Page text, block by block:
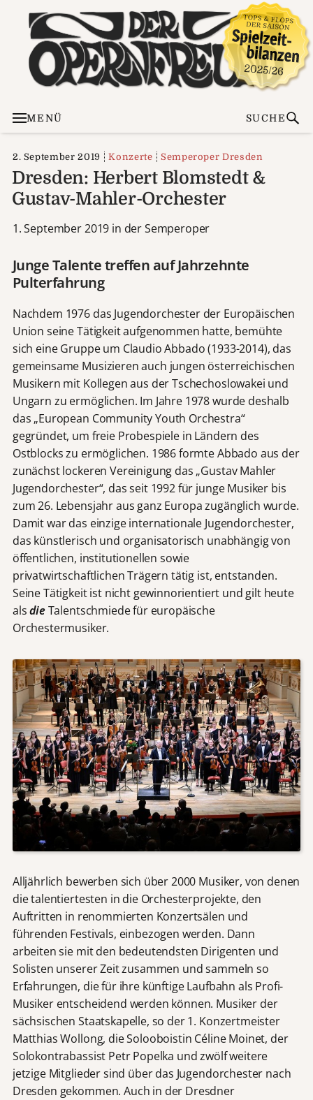
MENÜ SUCHE
2. September 2019 Konzerte Semperoper Dresden
Dresden: Herbert Blomstedt &
Gustav-Mahler-Orchester
1. September 2019 in der Semperoper
Junge Talente treffen auf Jahrzehnte
Pulterfahrung
Nachdem 1976 das Jugendorchester der Europäischen
Union seine Tätigkeit aufgenommen hatte, bemühte
sich eine Gruppe um Claudio Abbado (1933-2014), das
gemeinsame Musizieren auch jungen österreichischen
Musikern mit Kollegen aus der Tschechoslowakei und
Ungarn zu ermöglichen. Im Jahre 1978 wurde deshalb
das „European Community Youth Orchestra“
gegründet, um freie Probespiele in Ländern des
Ostblocks zu ermöglichen. 1986 formte Abbado aus der
zunächst lockeren Vereinigung das „Gustav Mahler
Jugendorchester“, das seit 1992 für junge Musiker bis
zum 26. Lebensjahr aus ganz Europa zugänglich wurde.
Damit war das einzige internationale Jugendorchester,
das künstlerisch und organisatorisch unabhängig von
öffentlichen, institutionellen sowie
privatwirtschaftlichen Trägern tätig ist, entstanden.
Seine Tätigkeit ist nicht gewinnorientiert und gilt heute
alsdieTalentschmiede für europäische
Orchestermusiker.
Alljährlich bewerben sich über 2000 Musiker, von denen
die talentiertesten in die Orchesterprojekte, den
Auftritten in renommierten Konzertsälen und
führenden Festivals, einbezogen werden. Dann
arbeiten sie mit den bedeutendsten Dirigenten und
Solisten unserer Zeit zusammen und sammeln so
Erfahrungen, die für ihre künftige Laufbahn als Profi-
Musiker entscheidend werden können. Musiker der
sächsischen Staatskapelle, so der 1. Konzertmeister
Matthias Wollong, die Solooboistin Céline Moinet, der
Solokontrabassist Petr Popelka und zwölf weitere
jetzige Mitglieder sind über das Jugendorchester nach
Dresden gekommen. Auch in der Dresdner